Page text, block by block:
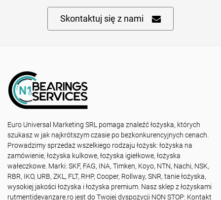
Skontaktuj się z nami
Euro Universal Marketing SRL pomaga znaleźć łożyska, których
szukasz w jak najkrótszym czasie po bezkonkurencyjnych cenach.
Prowadzimy sprzedaż wszelkiego rodzaju łożysk: łożyska na
zamówienie, łożyska kulkowe, łożyska igiełkowe, łożyska
wałeczkowe. Marki: SKF, FAG, INA, Timken, Koyo, NTN, Nachi, NSK,
RBR, IKO, URB, ZKL, FLT, RHP, Cooper, Rollway, SNR, tanie łożyska,
wysokiej jakości łożyska i łożyska premium. Nasz sklep z łożyskami
rutmentidevanzare.ro jest do Twojej dyspozycji NON STOP: Kontakt